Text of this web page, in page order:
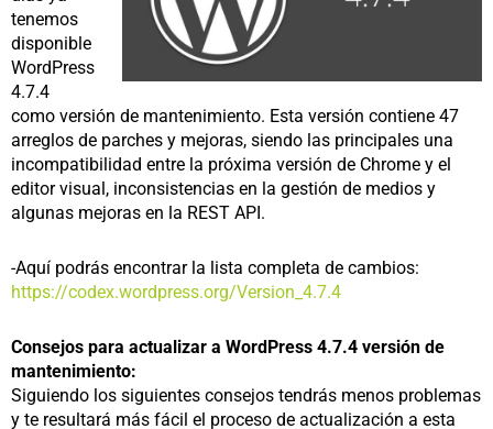
tenemos
disponible
WordPress
4.7.4
como versión de mantenimiento. Esta versión contiene 47
arreglos de parches y mejoras, siendo las principales una
incompatibilidad entre la próxima versión de Chrome y el
editor visual, inconsistencias en la gestión de medios y
algunas mejoras en la REST API.
-Aquí podrás encontrar la lista completa de cambios:
https://codex.wordpress.org/Version_4.7.4
Consejos para actualizar a WordPress 4.7.4 versión de
mantenimiento:
Siguiendo los siguientes consejos tendrás menos problemas
y te resultará más fácil el proceso de actualización a esta